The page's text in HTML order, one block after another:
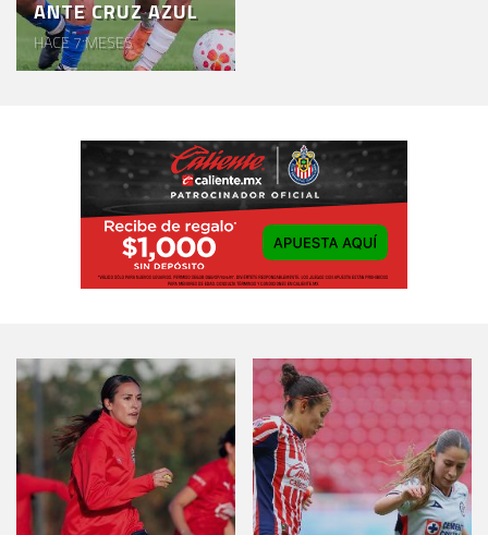
ANTE CRUZ AZUL
HACE 7 MESES